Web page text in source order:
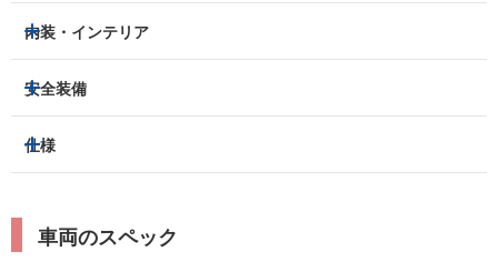
ヘッドライト
アルミホイール：あり
サンルーフ/ガラスルーフ
ルーフレール
内装・インテリア
3列シート
ベンチシート
パワーシート
シートヒーター
安全装備
トラクションコントロール
レーンキープアシスト
横滑り防止装置
衝突被害軽減プレーキ
仕様
車両のスペック